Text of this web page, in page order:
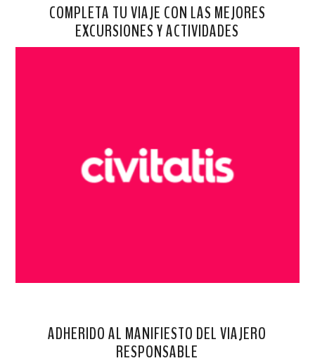
COMPLETA TU VIAJE CON LAS MEJORES
EXCURSIONES Y ACTIVIDADES
ADHERIDO AL MANIFIESTO DEL VIAJERO
RESPONSABLE